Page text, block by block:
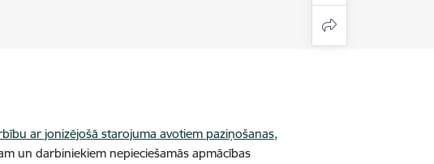
ar jonizējošā starojuma avotiem paziņošanas,
un darbiniekiem nepieciešamās apmācības